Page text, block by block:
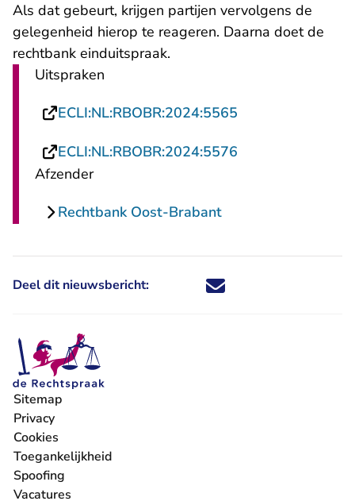
Als dat gebeurt, krijgen partijen vervolgens de
gelegenheid hierop te reageren. Daarna doet de
rechtbank einduitspraak.
Uitspraken
ECLI:NL:RBOBR:2024:5565
ECLI:NL:RBOBR:2024:5576
Afzender
Rechtbank Oost-Brabant
Deel dit nieuwsbericht: Deel dit nieuwsbericht via X -
Deel dit nieuwsbericht via
Deel dit nieuwsbericht
Deel dit
Sitemap
Privacy
Cookies
Toegankelijkheid
Spoofing
Vacatures